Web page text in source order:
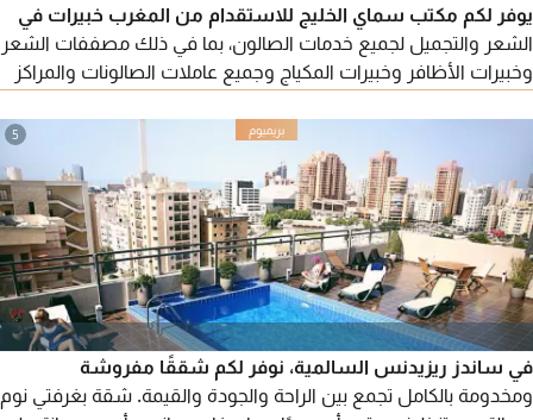
يوفر لكم مكتب سماي الخليج للاستقدام من المغرب خبيرات في
الشعر والتجميل لجميع خدمات الصالون، بما في ذلك مصففات الشعر
وخبيرات الأظافر وخبيرات المكياج وجميع عاملات الصالونات والمراكز
5
في ساندز ريزيدنس السالمية، نوفر لكم شققًا مفروشة
ومخدومة بالكامل تجمع بين الراحة والجودة والقيمة. شقة بغرفتي نوم